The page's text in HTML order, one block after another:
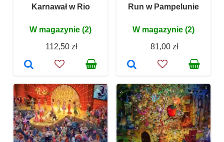
Karnawał w Rio
W magazynie (2)
112,50 zł
Run w Pampelunie
W magazynie (2)
81,00 zł